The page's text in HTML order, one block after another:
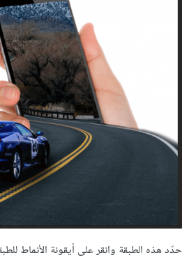
حدّد هذه الطبقة وانقر على أيقونة الأنماط